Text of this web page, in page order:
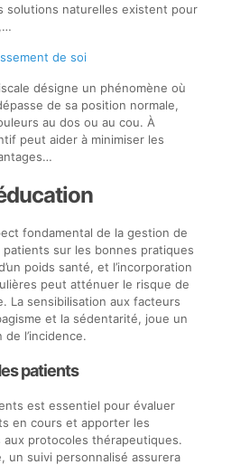
solutions naturelles existent pour
de soi
désigne un phénomène où
de sa position normale,
au dos ou au cou. À
peut aider à minimiser les
fondamental de la gestion de
patients sur les bonnes pratiques
poids santé, et l’incorporation
peut atténuer le risque de
La sensibilisation aux facteurs
et la sédentarité, joue un
l’incidence.
patients
est essentiel pour évaluer
en cours et apporter les
protocoles thérapeutiques.
un suivi personnalisé assurera